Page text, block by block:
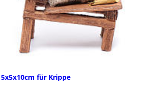
für Krippe